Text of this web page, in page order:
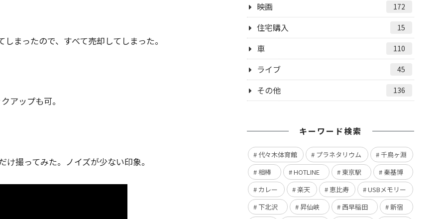
まったので、すべて売却してしまった。
アップも可。
撮ってみた。ノイズが少ない印象。
映画 172
住宅購入 15
車 110
ライブ 45
その他 136
キーワード検索
代々木体育館 プラネタリウム
千鳥ヶ淵
相棒
HOTLINE 東京駅
秦基博
カレー
楽天 恵比寿
USBメモリー
下北沢
昇仙峡 西早稲田
新宿